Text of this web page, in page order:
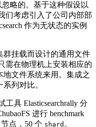
略的。基于这种假设以
们考虑引入了公司内部部
作为无状态的实例
群挂载而设计的通用文件
需在物理机上安装相应的
地文件系统来用。集成之
列对比。
工具 Elasticsearchrally 分
进行 benchmark
点，50 个 shard 。